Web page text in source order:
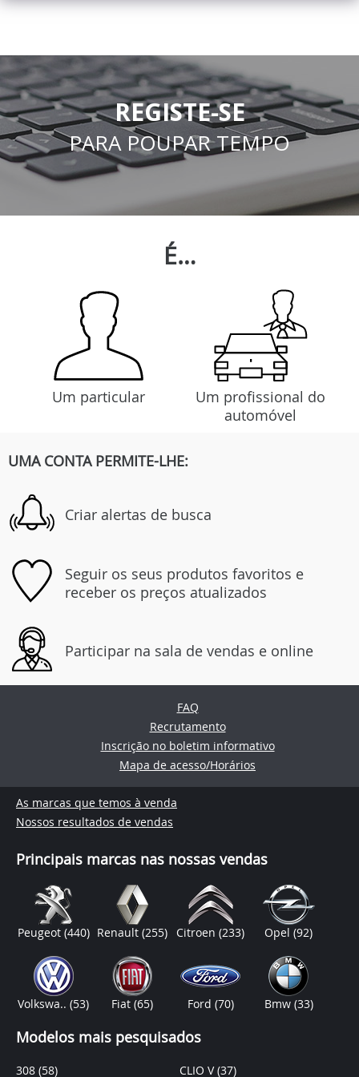
REGISTE-SE
PARA POUPAR TEMPO
É…
Um particular
Um profissional do
automóvel
UMA CONTA PERMITE-LHE:
Criar alertas de busca
Seguir os seus produtos favoritos e
receber os preços atualizados
Participar na sala de vendas e online
FAQ
Recrutamento
Inscrição no boletim informativo
Mapa de acesso/Horários
As marcas que temos à venda
Nossos resultados de vendas
Principais marcas nas nossas vendas
Peugeot (440) Renault (255) Citroen(233) Opel(92)
Volkswa..(53) Fiat (65) Ford (70) Bmw (33)
Modelos mais pesquisados
308 (58) CLIO V(37)